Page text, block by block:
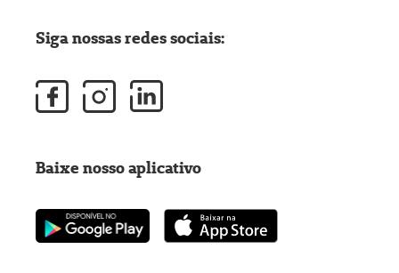
Siga nossas redes sociais:
Baixe nosso aplicativo